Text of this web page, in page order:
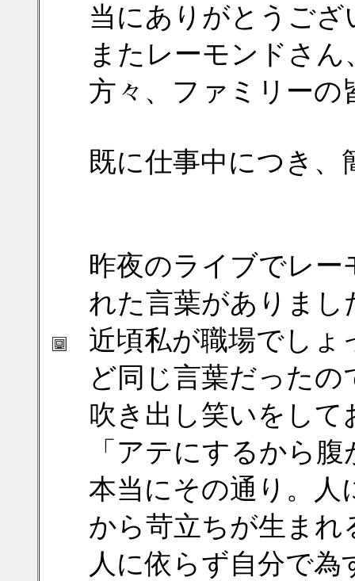
当にありがとうござ
またレーモンドさ
方々、ファミリーの
既に仕事中につき
昨夜のライブでレ
れた言葉がありまし
近頃私が職場でし
ど同じ言葉だった
吹き出し笑いをし
「アテにするから
本当にその通り。人
から苛立ちが生ま
人に依らず自分で